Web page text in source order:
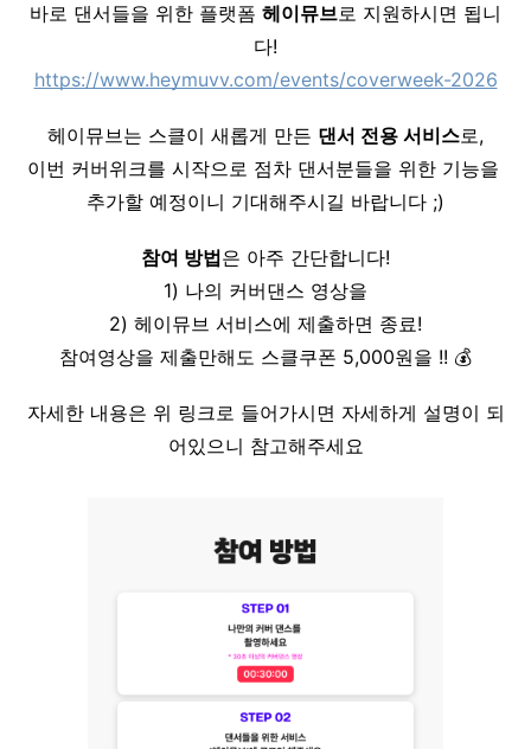
바로 댄서들을 위한 플랫폼 헤이뮤브로 지원하시면 됩니
다!
https://www.heymuvv.com/events/coverweek-2026
헤이뮤브는 스클이 새롭게 만든 댄서 전용 서비스로,
이번 커버위크를 시작으로 점차 댄서분들을 위한 기능을
추가할 예정이니 기대해주시길 바랍니다 ;)
참여 방법은 아주 간단합니다!
1) 나의 커버댄스 영상을
2) 헤이뮤브 서비스에 제출하면 종료!
참여영상을 제출만해도 스클쿠폰 5,000원을 !! 💰
자세한 내용은 위 링크로 들어가시면 자세하게 설명이 되
어있으니 참고해주세요